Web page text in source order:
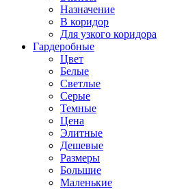
Назначение
В коридор
Для узкого коридора
Гардеробные
Цвет
Белые
Светлые
Серые
Темные
Цена
Элитные
Дешевые
Размеры
Большие
Маленькие